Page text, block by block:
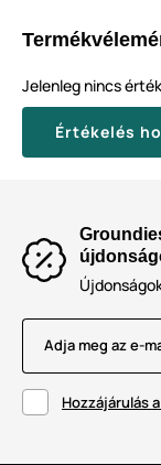
Jelenleg nincs
Értékelés
Adja meg az e-
Hozzájárulás